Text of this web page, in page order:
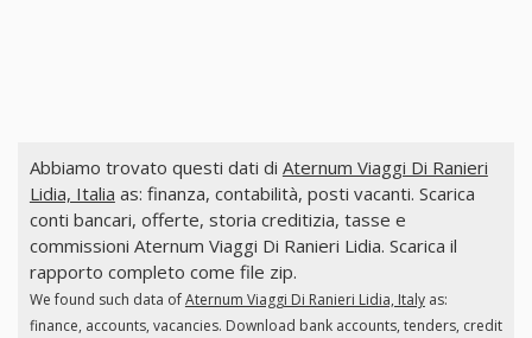
Abbiamo trovato questi dati di Aternum Viaggi Di Ranieri
Lidia, Italia as: finanza, contabilità, posti vacanti. Scarica
conti bancari, offerte, storia creditizia, tasse e
commissioni Aternum Viaggi Di Ranieri Lidia. Scarica il
rapporto completo come file zip.
We found such data ofAternum Viaggi Di Ranieri Lidia, Italyas:
finance, accounts, vacancies. Download bank accounts, tenders, credit